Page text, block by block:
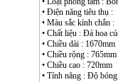
• Điện năng tiêu thụ :
• Màu sắc kính chắn :
• Chất liệu : Đá hoa
• Chiều dài : 1670mm
• Chiều rộng : 765mm
• Chiều cao : 720mm
• Tính năng : Độ